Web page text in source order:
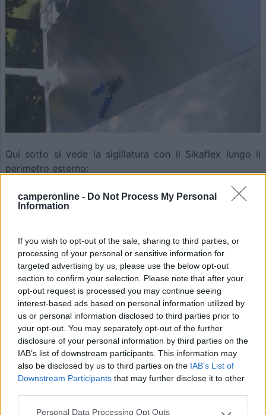
camperonline - Do Not Process My Personal
Information
If you wish to opt-out of the sale, sharing to third parties, or
processing of your personal or sensitive information for
targeted advertising by us, please use the below opt-out
section to confirm your selection. Please note that after your
opt-out request is processed you may continue seeing
interest-based ads based on personal information utilized by
us or personal information disclosed to third parties prior to
your opt-out. You may separately opt-out of the further
disclosure of your personal information by third parties on the
IAB’s list of downstream participants. This information may
also be disclosed by us to third parties on the IAB’s List of
Downstream Participants that may further disclose it to other
Personal Data Processing Opt Outs
Qui sotto si vede la sigillatura con il Sikaflex lungo il
perimetro esterno: